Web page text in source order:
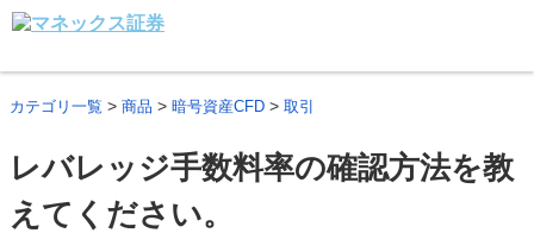
カテゴリ一覧 > 商品 > 暗号資産CFD > 取引
レバレッジ手数料率の確認方法を教
えてください。